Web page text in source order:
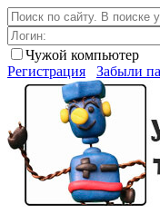
Чужой компьютер
Регистрация
Забыли